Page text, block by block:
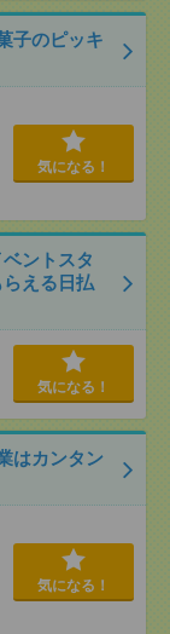
子のピッキ
気になる！
ントスタ
える日払
気になる！
はカンタン
気になる！